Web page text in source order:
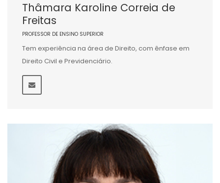
Thâmara Karoline Correia de
Freitas
PROFESSOR DE ENSINO SUPERIOR
Tem experiência na área de Direito, com ênfase em
Direito Civil e Previdenciário.